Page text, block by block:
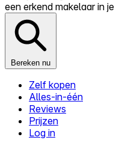
een erkend makelaar in
Bereken nu
Zelf kopen
Alles-in-één
Reviews
Prijzen
Log in